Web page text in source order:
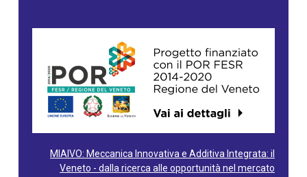
MIAIVO: Meccanica Innovativa e Additiva Integrata: il
Veneto - dalla ricerca alle opportunità nel mercato